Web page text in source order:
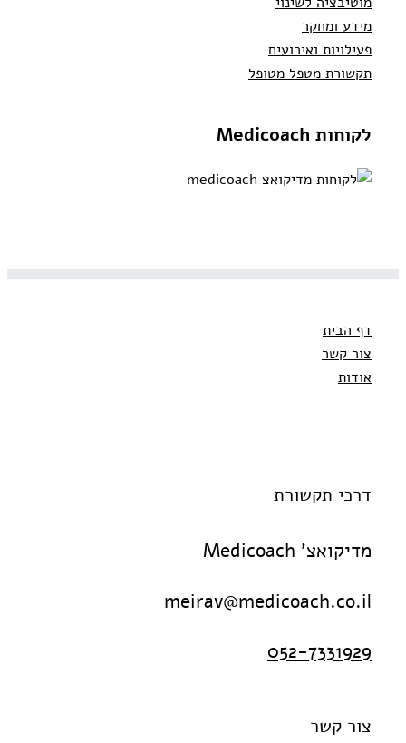
מידע ומחקר
פעילויות ואירועים
תקשורת מטפל מטופל
לקוחות Medicoach
דף הבית
צור קשר
אודות
דרכי תקשורת
מדיקואצ' Medicoach
meirav@medicoach.co.il
052-7331929
צור קשר